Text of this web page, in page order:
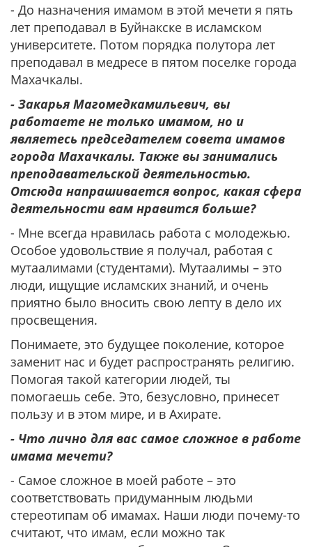
- До назначения имамом в этой мечети я пять
лет преподавал в Буйнакске в исламском
университете. Потом порядка полутора лет
преподавал в медресе в пятом поселке города
Махачкалы.
- Закарья Магомедкамильевич, вы
работаете не только имамом, но и
являетесь председателем совета имамов
города Махачкалы. Также вы занимались
преподавательской деятельностью.
Отсюда напрашивается вопрос, какая сфера
деятельности вам нравится больше?
- Мне всегда нравилась работа с молодежью.
Особое удовольствие я получал, работая с
мутаалимами (студентами). Мутаалимы – это
люди, ищущие исламских знаний, и очень
приятно было вносить свою лепту в дело их
просвещения.
Понимаете, это будущее поколение, которое
заменит нас и будет распространять религию.
Помогая такой категории людей, ты
помогаешь себе. Это, безусловно, принесет
пользу и в этом мире, и в Ахирате.
- Что лично для вас самое сложное в работе
имама мечети?
- Самое сложное в моей работе – это
соответствовать придуманным людьми
стереотипам об имамах. Наши люди почему-то
считают, что имам, если можно так